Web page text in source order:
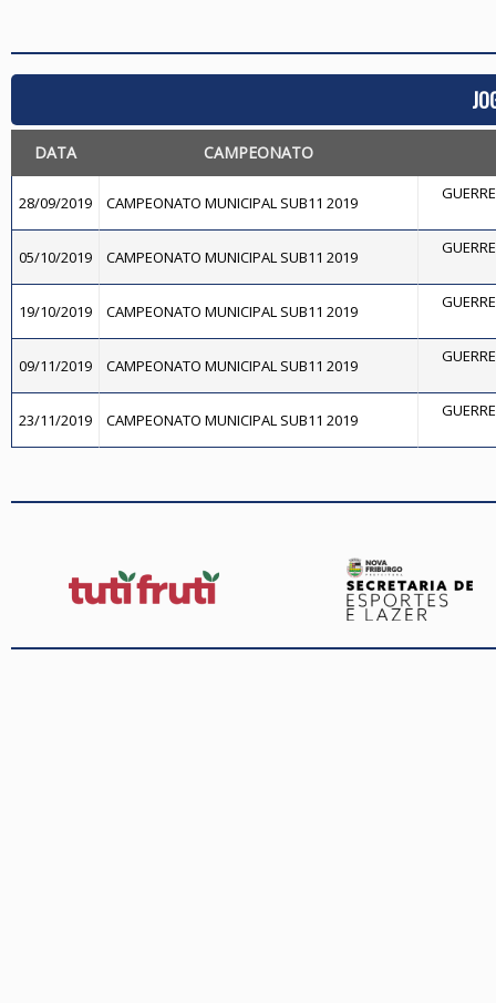
DATA CAMPEONATO
28/09/2019 CAMPEONATO MUNICIPAL SUB11 2019
05/10/2019 CAMPEONATO MUNICIPAL SUB11 2019
19/10/2019 CAMPEONATO MUNICIPAL SUB11 2019
09/11/2019 CAMPEONATO MUNICIPAL SUB11 2019
23/11/2019 CAMPEONATO MUNICIPAL SUB11 2019